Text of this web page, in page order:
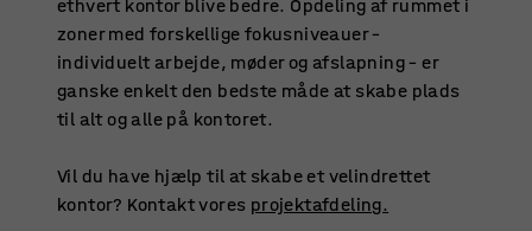
ethvert kontor blive bedre. Opdeling af rummet i
zoner med forskellige fokusniveauer –
individuelt arbejde, møder og afslapning – er
ganske enkelt den bedste måde at skabe plads
til alt og alle på kontoret.
Vil du have hjælp til at skabe et velindrettet
kontor? Kontakt vores projektafdeling.